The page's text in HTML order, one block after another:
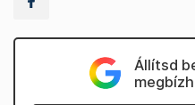
Állítsd